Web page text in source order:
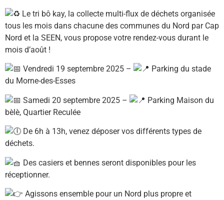
Le tri bô kay, la collecte multi-flux de déchets organisée
tous les mois dans chacune des communes du Nord par Cap
Nord et la SEEN, vous propose votre rendez-vous durant le
mois d’août !
Vendredi 19 septembre 2025 –
Parking du stade
du Morne-des-Esses
Samedi 20 septembre 2025 –
Parking Maison du
bèlè, Quartier Reculée
De 6h à 13h, venez déposer vos différents types de
déchets.
Des casiers et bennes seront disponibles pour les
réceptionner.
Agissons ensemble pour un Nord plus propre et